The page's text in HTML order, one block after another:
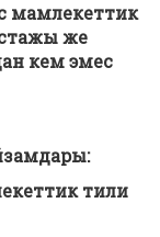
мамлекеттик
же
кем эмес
тили